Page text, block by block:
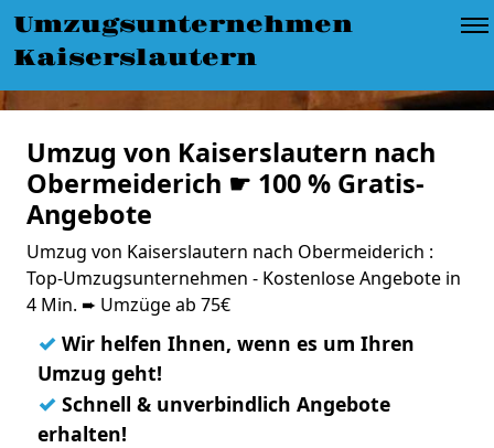
Umzugsunternehmen
Kaiserslautern
Umzug von Kaiserslautern nach
Obermeiderich ☛ 100 % Gratis-
Angebote
Umzug von Kaiserslautern nach Obermeiderich :
Top-Umzugsunternehmen - Kostenlose Angebote in
4 Min. ➨ Umzüge ab 75€
✓ Wir helfen Ihnen, wenn es um Ihren
Umzug geht!
✓ Schnell & unverbindlich Angebote
erhalten!